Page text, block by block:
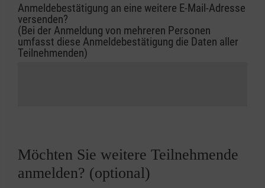
Anmeldebestätigung an eine weitere E-Mail-Adresse
versenden?
(Bei der Anmeldung von mehreren Personen
umfasst diese Anmeldebestätigung die Daten aller
Teilnehmenden)
Möchten Sie weitere Teilnehmende
anmelden? (optional)